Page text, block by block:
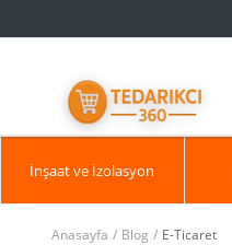
İnşaat ve İzolasyon
Anasayfa Blog E-Ticaret